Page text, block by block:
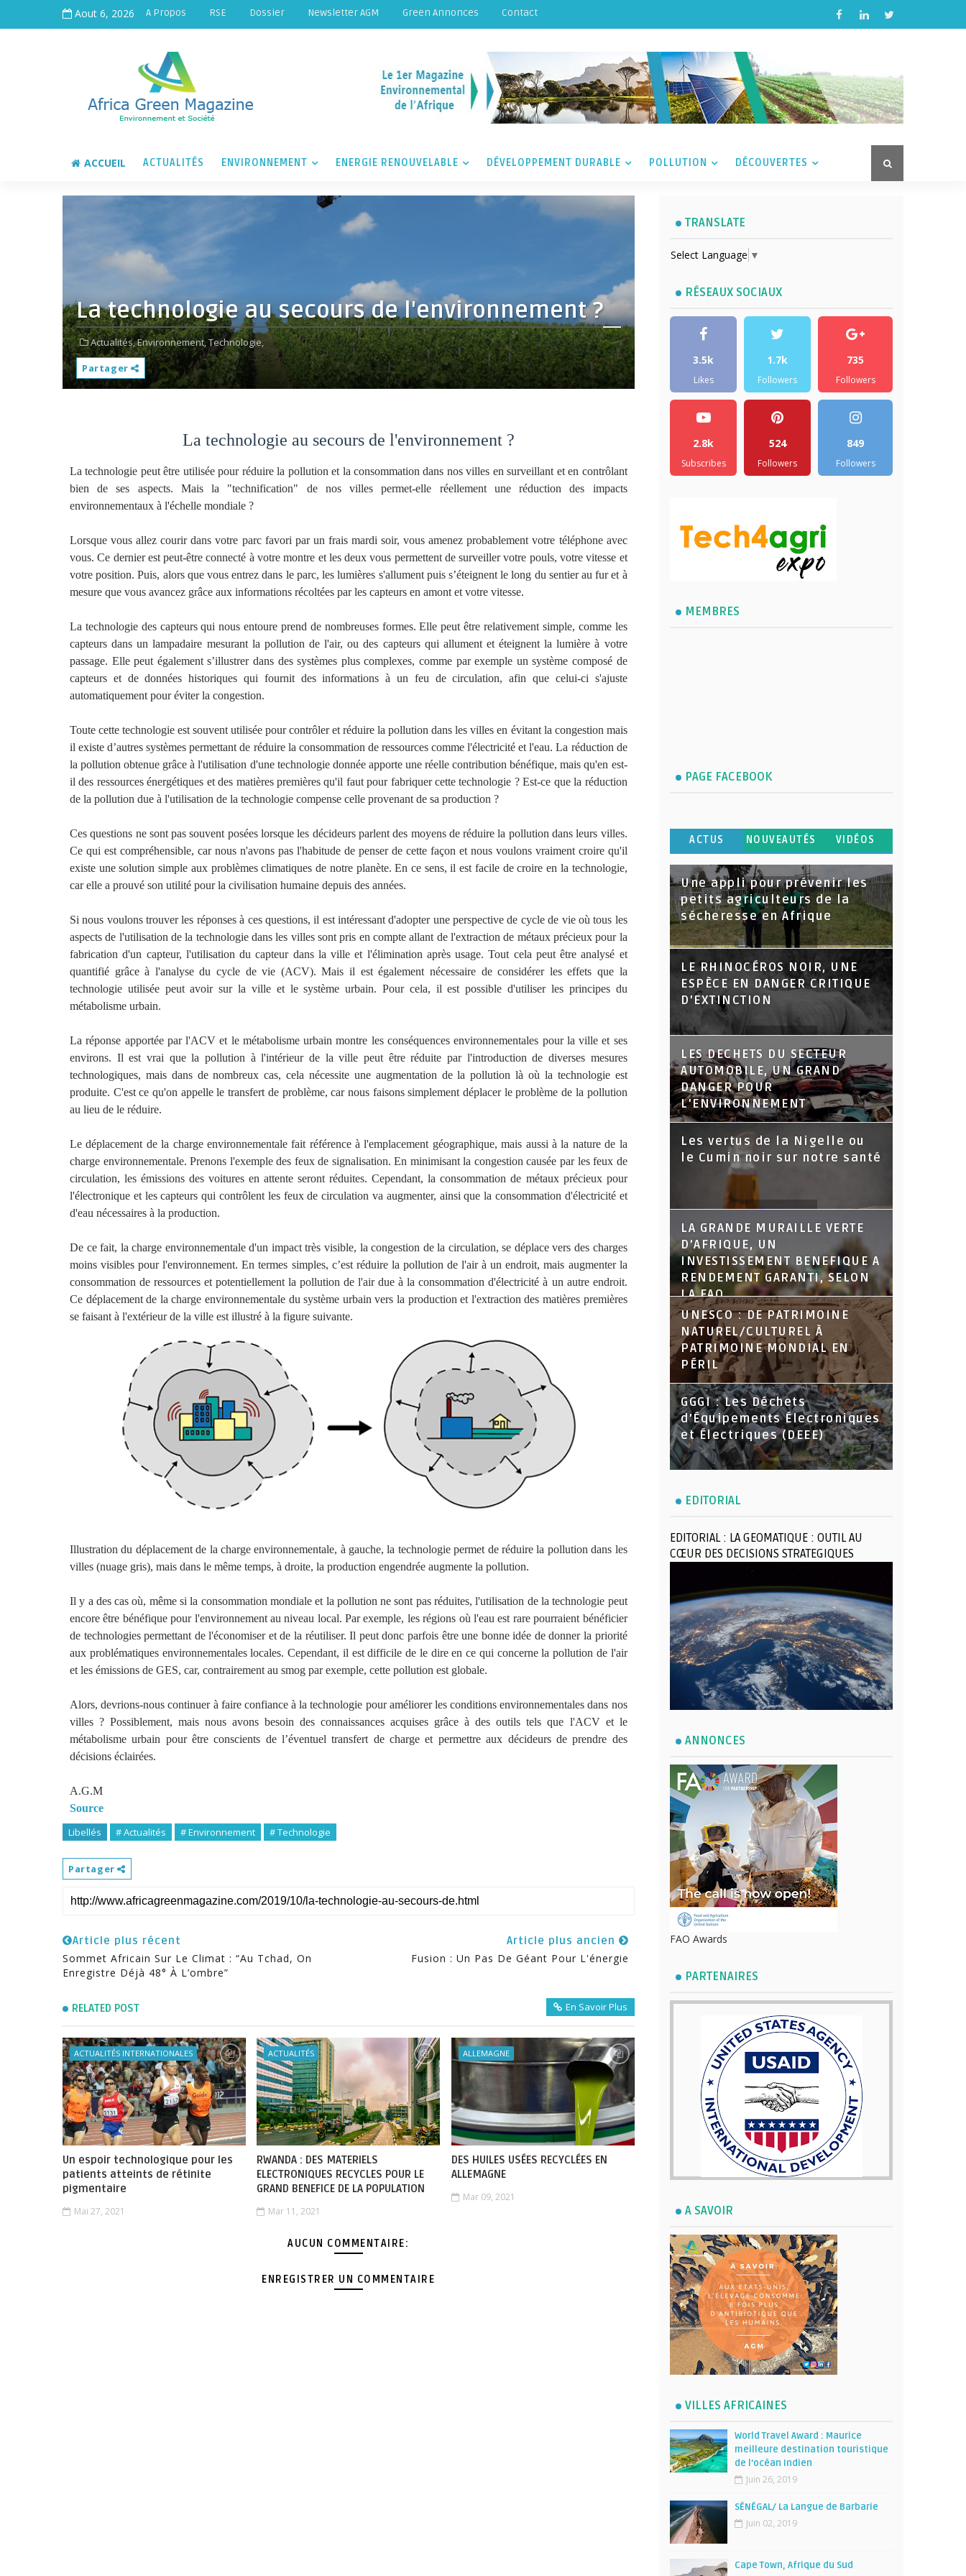
Aout 6, 2026 A Propos RSE Dossier Newsletter AGM Green Annonces Contact
ACCUEIL ACTUALITÉS ENVIRONNEMENT ENERGIE RENOUVELABLE DÉVELOPPEMENT DURABLE POLLUTION DÉCOUVERTES
La technologie au secours de l'environnement ?
Actualités,Environnement,Technologie,
Partager
La technologie au secours de l'environnement ?
La technologie peut être utilisée pour réduire la pollution et la consommation dans nos villes en surveillant et en contrôlant
bien de ses aspects. Mais la "technification" de nos villes permet-elle réellement une réduction des impacts
environnementaux à l'échelle mondiale ?
Lorsque vous allez courir dans votre parc favori par un frais mardi soir, vous amenez probablement votre téléphone avec
vous. Ce dernier est peut-être connecté à votre montre et les deux vous permettent de surveiller votre pouls, votre vitesse et
votre position. Puis, alors que vous entrez dans le parc, les lumières s'allument puis s’éteignent le long du sentier au fur et à
mesure que vous avancez grâce aux informations récoltées par les capteurs en amont et votre vitesse.
La technologie des capteurs qui nous entoure prend de nombreuses formes. Elle peut être relativement simple, comme les
capteurs dans un lampadaire mesurant la pollution de l'air, ou des capteurs qui allument et éteignent la lumière à votre
passage. Elle peut également s’illustrer dans des systèmes plus complexes, comme par exemple un système composé de
capteurs et de données historiques qui fournit des informations à un feu de circulation, afin que celui-ci s'ajuste
automatiquement pour éviter la congestion.
Toute cette technologie est souvent utilisée pour contrôler et réduire la pollution dans les villes en évitant la congestion mais
il existe d’autres systèmes permettant de réduire la consommation de ressources comme l'électricité et l'eau. La réduction de
la pollution obtenue grâce à l'utilisation d'une technologie donnée apporte une réelle contribution bénéfique, mais qu'en est-
il des ressources énergétiques et des matières premières qu'il faut pour fabriquer cette technologie ? Est-ce que la réduction
de la pollution due à l'utilisation de la technologie compense celle provenant de sa production ?
Ces questions ne sont pas souvent posées lorsque les décideurs parlent des moyens de réduire la pollution dans leurs villes.
Ce qui est compréhensible, car nous n'avons pas l'habitude de penser de cette façon et nous voulons vraiment croire qu'il
existe une solution simple aux problèmes climatiques de notre planète. En ce sens, il est facile de croire en la technologie,
car elle a prouvé son utilité pour la civilisation humaine depuis des années.
Si nous voulons trouver les réponses à ces questions, il est intéressant d'adopter une perspective de cycle de vie où tous les
aspects de l'utilisation de la technologie dans les villes sont pris en compte allant de l'extraction de métaux précieux pour la
fabrication d'un capteur, l'utilisation du capteur dans la ville et l'élimination après usage. Tout cela peut être analysé et
quantifié grâce à l'analyse du cycle de vie (ACV). Mais il est également nécessaire de considérer les effets que la
technologie utilisée peut avoir sur la ville et le système urbain. Pour cela, il est possible d'utiliser les principes du
métabolisme urbain.
La réponse apportée par l'ACV et le métabolisme urbain montre les conséquences environnementales pour la ville et ses
environs. Il est vrai que la pollution à l'intérieur de la ville peut être réduite par l'introduction de diverses mesures
technologiques, mais dans de nombreux cas, cela nécessite une augmentation de la pollution là où la technologie est
produite. C'est ce qu'on appelle le transfert de problème, car nous faisons simplement déplacer le problème de la pollution
au lieu de le réduire.
Le déplacement de la charge environnementale fait référence à l'emplacement géographique, mais aussi à la nature de la
charge environnementale. Prenons l'exemple des feux de signalisation. En minimisant la congestion causée par les feux de
circulation, les émissions des voitures en attente seront réduites. Cependant, la consommation de métaux précieux pour
l'électronique et les capteurs qui contrôlent les feux de circulation va augmenter, ainsi que la consommation d'électricité et
d'eau nécessaires à la production.
De ce fait, la charge environnementale d'un impact très visible, la congestion de la circulation, se déplace vers des charges
moins visibles pour l'environnement. En termes simples, c’est réduire la pollution de l'air à un endroit, mais augmenter la
consommation de ressources et potentiellement la pollution de l'air due à la consommation d'électricité à un autre endroit.
Ce déplacement de la charge environnementale du système urbain vers la production et l'extraction des matières premières
se faisant à l'extérieur de la ville est illustré à la figure suivante.
Illustration du déplacement de la charge environnementale, à gauche, la technologie permet de réduire la pollution dans les
villes (nuage gris), mais dans le même temps, à droite, la production engendrée augmente la pollution.
Il y a des cas où, même si la consommation mondiale et la pollution ne sont pas réduites, l'utilisation de la technologie peut
encore être bénéfique pour l'environnement au niveau local. Par exemple, les régions où l'eau est rare pourraient bénéficier
de technologies permettant de l'économiser et de la réutiliser. Il peut donc parfois être une bonne idée de donner la priorité
aux problématiques environnementales locales. Cependant, il est difficile de le dire en ce qui concerne la pollution de l'air
et les émissions de GES, car, contrairement au smog par exemple, cette pollution est globale.
Alors, devrions-nous continuer à faire confiance à la technologie pour améliorer les conditions environnementales dans nos
villes ? Possiblement, mais nous avons besoin des connaissances acquises grâce à des outils tels que l'ACV et le
métabolisme urbain pour être conscients de l’éventuel transfert de charge et permettre aux décideurs de prendre des
décisions éclairées.
A.G.M
Source
Libellés # Actualités # Environnement # Technologie
Partager
Article plus récent
Sommet Africain Sur Le Climat : “Au Tchad, On
Enregistre Déjà 48° À L’ombre”
Article plus ancien
Fusion : Un Pas De Géant Pour L'énergie
RELATED POST En Savoir Plus
ACTUALITÉS INTERNATIONALES
Un espoir technologique pour les
patients atteints de rétinite
pigmentaire
Mai 27, 2021
ACTUALITÉS
RWANDA : DES MATERIELS
ELECTRONIQUES RECYCLES POUR LE
GRAND BENEFICE DE LA POPULATION
Mar 11, 2021
ALLEMAGNE
DES HUILES USÉES RECYCLÉES EN
ALLEMAGNE
Mar 09, 2021
AUCUN COMMENTAIRE:
ENREGISTRER UN COMMENTAIRE
TRANSLATE
Select Language ▼
RÉSEAUX SOCIAUX
3.5k
Likes
1.7k
Followers
735
Followers
2.8k
Subscribes
524
Followers
849
Followers
MEMBRES
PAGE FACEBOOK
ACTUS NOUVEAUTÉS VIDÉOS
Une appli pour prévenir les
petits agriculteurs de la
sécheresse en Afrique
LE RHINOCÉROS NOIR, UNE
ESPÈCE EN DANGER CRITIQUE
D’EXTINCTION
LES DECHETS DU SECTEUR
AUTOMOBILE, UN GRAND
DANGER POUR
L’ENVIRONNEMENT
Les vertus de la Nigelle ou
le Cumin noir sur notre santé
LA GRANDE MURAILLE VERTE
D’AFRIQUE, UN
INVESTISSEMENT BENEFIQUE A
RENDEMENT GARANTI, SELON
LA FAO
UNESCO : DE PATRIMOINE
NATUREL/CULTUREL À
PATRIMOINE MONDIAL EN
PÉRIL
GGGI : Les Déchets
d’Équipements Électroniques
et Électriques (DEEE)
EDITORIAL
EDITORIAL : LA GEOMATIQUE : OUTIL AU
CŒUR DES DECISIONS STRATEGIQUES
ANNONCES
FAO Awards
PARTENAIRES
A SAVOIR
VILLES AFRICAINES
World Travel Award : Maurice
meilleure destination touristique
de l’océan Indien
Juin 26, 2019
SÉNÉGAL/ La Langue de Barbarie
Juin 02, 2019
Cape Town, Afrique du Sud